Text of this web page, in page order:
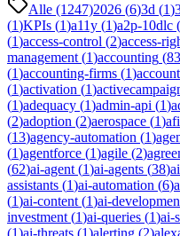
Alle (1247)2026 (6)3d (1)
(1)KPIs (1)a11y (1)a2p-10dlc (
(1)access-control (2)access-
management (1)accounting (83
(1)accounting-firms (1)
(1)activation (1)
(1)adequacy (1)admin-api (1)
(2)adoption (2)aerospace (1)
(13)agency-automation (1)
(1)agentforce (1)agile (2)
(62)ai-agent (1)ai-agents (38)
assistants (1)ai-automation (6)
(1)ai-content (1)ai-
investment (1)ai-queries (1)ai-
(1)ai-threats (1)alerting (2)